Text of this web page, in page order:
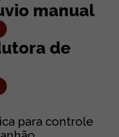
manual
de
para controle